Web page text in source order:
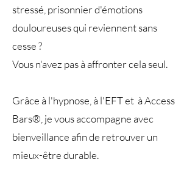
stressé, prisonnier d'émotions
douloureuses qui reviennent sans
cesse ?
Vous n'avez pas àaffrontercela seul.
Grâce à l'hypnose, à l'EFT et à Access
Bars® , je vous accompagne avec
bienveillance afin de retrouver un
mieux-être durable.